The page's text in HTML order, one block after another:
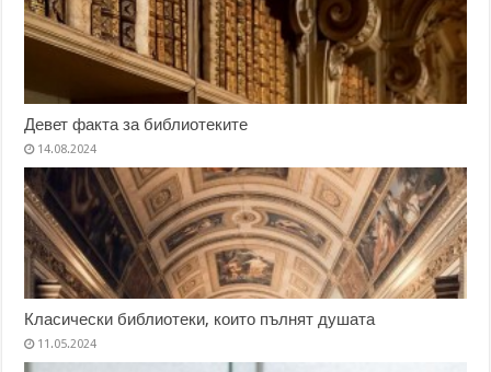
Девет факта за библиотеките
14.08.2024
Класически библиотеки, които пълнят душата
11.05.2024